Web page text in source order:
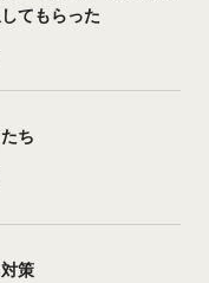
てもらった
ち
策